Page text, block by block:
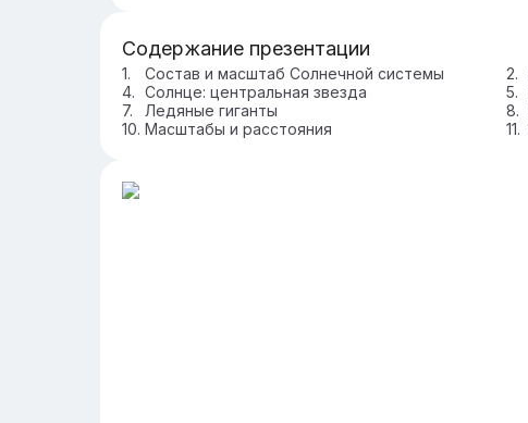
Содержание презентации
Состав и масштаб Солнечной системы
Солнце: центральная звезда
Ледяные гиганты
Масштабы и расстояния